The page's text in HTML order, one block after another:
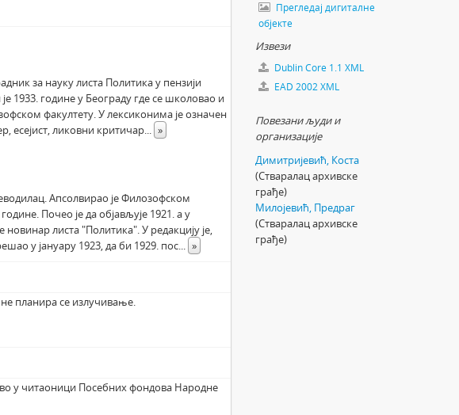
за науку листа Политика у пензији
1933. године у Београду где се школовао и
факултету. У лексиконима је означен
есејист, ликовни критичар... »
Апсолвирао је Филозофском
Почео је да објављује 1921. а у
листа "Политика". У редакцију је,
у јануару 1923, да би 1929. пос... »
планира се излучивање.
у читаоници Посебних фондова Народне
Прегледај дигиталне
објекте
Извези
Dublin Core 1.1 XML
EAD 2002 XML
Повезани људи и
организације
Димитријевић, Коста
(Стваралац архивске
грађе)
Милојевић, Предраг
(Стваралац архивске
грађе)